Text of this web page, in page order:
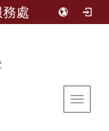
處
Toggle